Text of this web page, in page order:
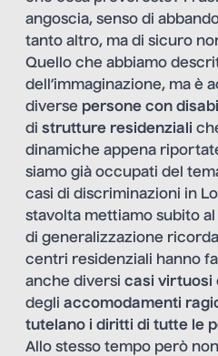
angoscia, senso di
tanto altro, ma di sicuro
Quello che abbiamo
dell’immaginazione, ma è
diverse persone con
di strutture residenziali
dinamiche appena
siamo già occupati del
casi di discriminazioni in
stavolta mettiamo subito
di generalizzazione
centri residenziali hanno
anche diversi casi virtuosi
degli accomodamenti
tutelano i diritti di tutte le
Allo stesso tempo però